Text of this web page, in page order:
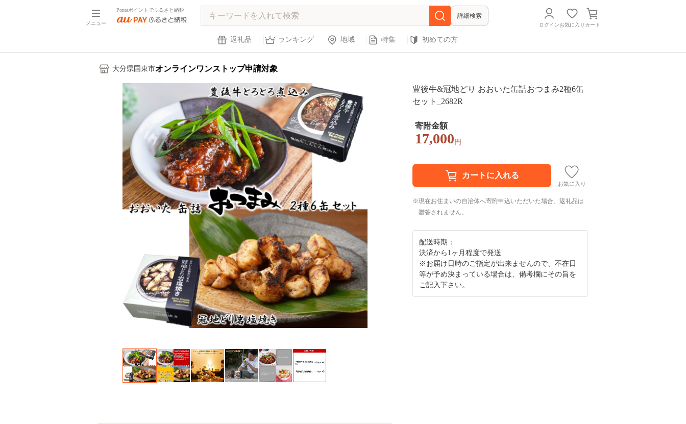
メニュー
Pontaポイントでふるさと納税
詳細検索
ログインお気に入り カート
返礼品 ランキング 地域 特集 初めての方
大分県国東市オンラインワンストップ申請対象
豊後牛&冠地どり おおいた缶詰おつまみ2種6缶
セット_2682R
寄附金額
17,000 円
お気に入り
現在お住まいの自治体へ寄附申込いただいた場合、返礼品は
贈答されません。
配送時期：
決済から1ヶ月程度で発送
※お届け日時のご指定が出来ませんので、不在日
等が予め決まっている場合は、備考欄にその旨を
ご記入下さい。